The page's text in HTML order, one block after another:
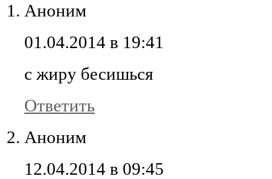
Аноним
01.04.2014 в 19:41
с жиру бесишься
Ответить
Аноним
12.04.2014 в 09:45